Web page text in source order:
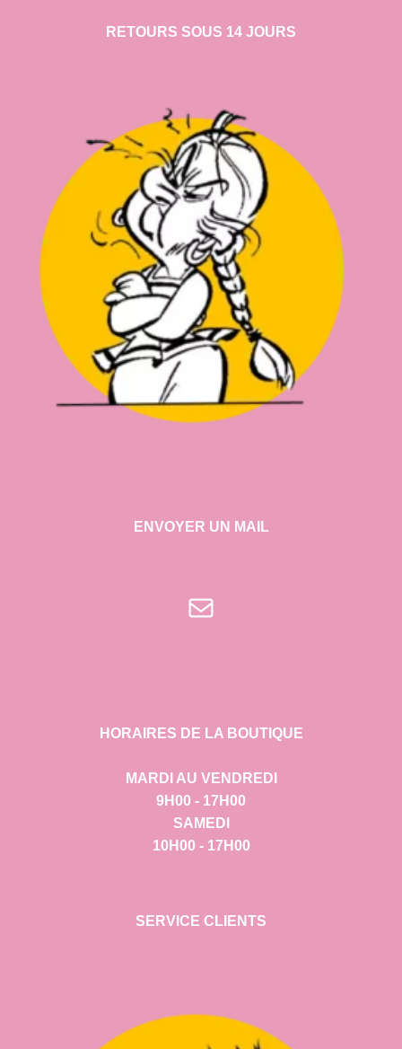
RETOURS SOUS 14 JOURS
ENVOYER UN MAIL
E-mail
HORAIRES DE LA BOUTIQUE
MARDI AU VENDREDI
9H00 - 17H00
SAMEDI
10H00 - 17H00
SERVICE CLIENTS